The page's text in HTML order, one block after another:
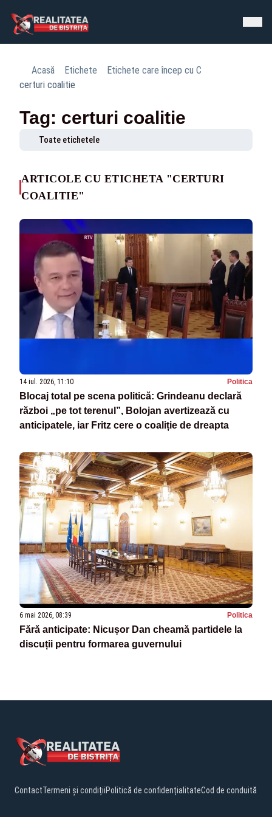
Acasă Etichete
Etichete care încep cu C
certuri coalitie
Tag: certuri coalitie
Toate etichetele
ARTICOLE CU ETICHETA "CERTURI
COALITIE"
14 iul. 2026, 11:10 Politica
Blocaj total pe scena politică: Grindeanu declară
război „pe tot terenul”, Bolojan avertizează cu
anticipatele, iar Fritz cere o coaliție de dreapta
6 mai 2026, 08:39 Politica
Fără anticipate: Nicușor Dan cheamă partidele la
discuții pentru formarea guvernului
ContactTermeni și condițiiPolitică de confidențialitateCod de conduită